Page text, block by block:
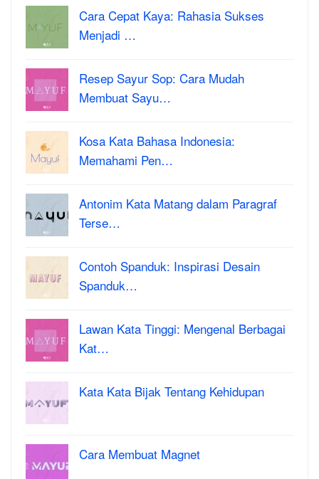
Cara Cepat Kaya: Rahasia Sukses
Menjadi …
Resep Sayur Sop: Cara Mudah
Membuat Sayu…
Kosa Kata Bahasa Indonesia:
Memahami Pen…
Antonim Kata Matang dalam Paragraf
Terse…
Contoh Spanduk: Inspirasi Desain
Spanduk…
Lawan Kata Tinggi: Mengenal Berbagai
Kat…
Kata Kata Bijak Tentang Kehidupan
Cara Membuat Magnet